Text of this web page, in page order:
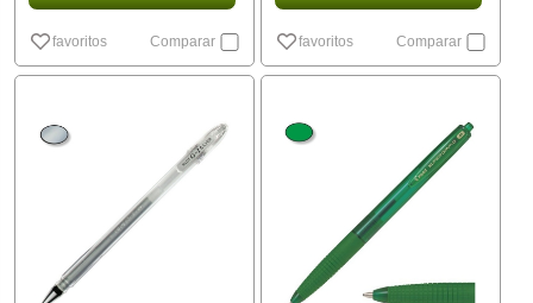
favoritos Comparar favoritos Comparar